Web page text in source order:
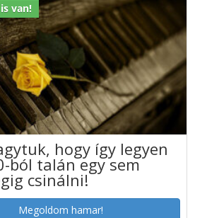
van!
hogy így legyen
ból talán egy sem
csinálni!
Megoldom hamar!